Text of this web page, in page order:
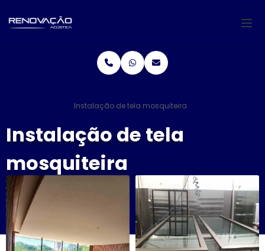
Instalação de tela mosquiteira
Instalação de tela
mosquiteira